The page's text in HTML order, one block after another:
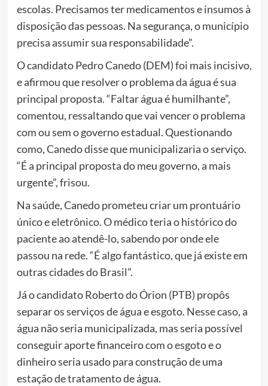
escolas. Precisamos ter medicamentos e insumos à
disposição das pessoas. Na segurança, o município
precisa assumir sua responsabilidade”.
O candidato Pedro Canedo (DEM) foi mais incisivo,
e afirmou que resolver o problema da água é sua
principal proposta. “Faltar água é humilhante”,
comentou, ressaltando que vai vencer o problema
com ou sem o governo estadual. Questionando
como, Canedo disse que municipalizaria o serviço.
“É a principal proposta do meu governo, a mais
urgente”, frisou.
Na saúde, Canedo prometeu criar um prontuário
único e eletrônico. O médico teria o histórico do
paciente ao atendê-lo, sabendo por onde ele
passou na rede. “É algo fantástico, que já existe em
outras cidades do Brasil”.
Já o candidato Roberto do Órion (PTB) propôs
separar os serviços de água e esgoto. Nesse caso, a
água não seria municipalizada, mas seria possível
conseguir aporte financeiro com o esgoto e o
dinheiro seria usado para construção de uma
estação de tratamento de água.